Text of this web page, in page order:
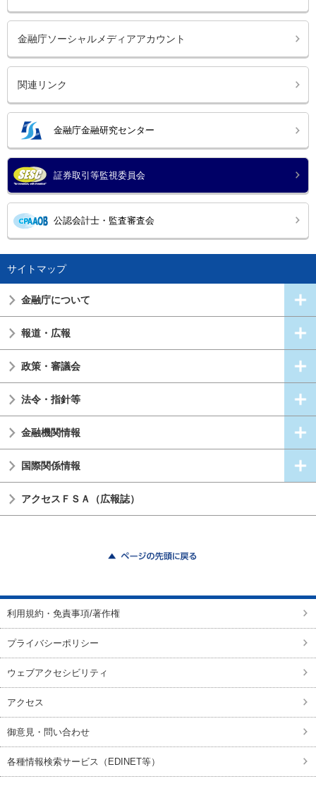
金融庁ソーシャルメディアアカウント
関連リンク
金融庁金融研究センター
証券取引等監視委員会
公認会計士・監査審査会
サイトマップ
金融庁について
報道・広報
政策・審議会
法令・指針等
金融機関情報
国際関係情報
アクセスＦＳＡ（広報誌）
利用規約・免責事項/著作権
プライバシーポリシー
ウェブアクセシビリティ
アクセス
御意見・問い合わせ
各種情報検索サービス（EDINET等）